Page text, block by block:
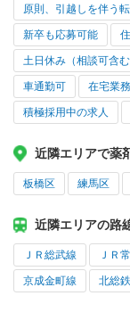
原則、引越しを伴う
新卒も応募可能
土日休み（相談可含む
車通勤可 在宅業
積極採用中の求人
近隣エリアで薬
板橋区 練馬区
近隣エリアの路
ＪＲ総武線 ＪＲ
京成金町線 北総